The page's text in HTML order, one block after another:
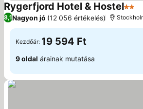
Rygerfjord Hotel & Hostel2
8,1Nagyon jó (12 056 értékelés)
Kezdőár: 19 594 Ft
9 oldal árainak mutatása